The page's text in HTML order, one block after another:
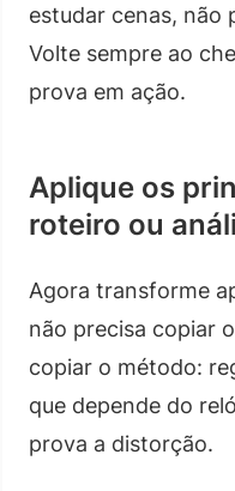
estudar cenas, não
Volte sempre ao
prova em ação.
Aplique os
roteiro ou
Agora transforme
não precisa copiar
copiar o método:
que depende do
prova a distorção.